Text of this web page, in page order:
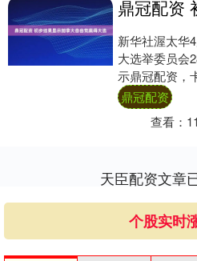
新华社渥太华
大选举委员会
示鼎冠配资，
343个选区的
鼎冠配资
查看：
天臣配资文章
个股实时